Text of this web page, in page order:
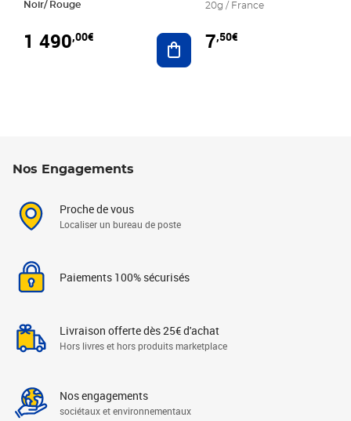
Noir/ Rouge
1 490,00€ Ajouter au panier
20g / France
7,50€
Nos Engagements
Proche de vous
Localiser un bureau de poste
Paiements 100% sécurisés
Livraison offerte dès 25€ d'achat
Hors livres et hors produits marketplace
Nos engagements
sociétaux et environnementaux